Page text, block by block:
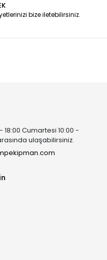
bize iletebilirsiniz.
18:00 Cumartesi 10:00 -
ulaşabilirsiniz.